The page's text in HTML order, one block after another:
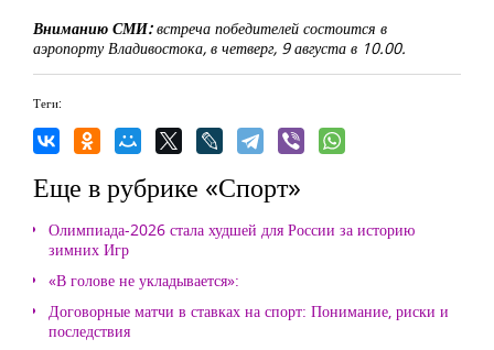
Вниманию СМИ:встреча победителей состоится в
аэропорту Владивостока, в четверг, 9 августа в 10.00.
Теги:
Еще в рубрике «Спорт»
Олимпиада-2026 стала худшей для России за историю
зимних Игр
«В голове не укладывается»:
Договорные матчи в ставках на спорт: Понимание, риски и
последствия